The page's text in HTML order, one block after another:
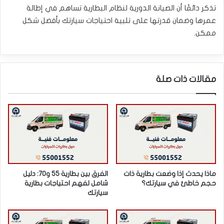
تذكر دائمًا أن الصيانة الدورية لنظام البطارية تساهم في إطالة
عمرها وضمان قدرتها على تلبية احتياجات سيارتك بأفضل شكل
ممكن.
مقالات ذات صلة
ماذا يحدث إذا وضعت بطارية ذات
حجم خاطئ في سيارتك؟
الفرق بين بطارية 55 و70: دليل
شامل لفهم احتياجات بطارية
سيارتك